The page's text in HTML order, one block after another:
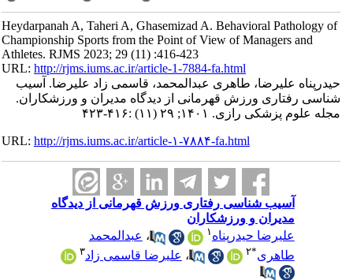
Heydarpanah A, Taheri A, Ghasemizad A. Behavioral Pathology of
Championship Sports from the Point of View of Managers and
Athletes. RJMS 2023; 29 (11) :416-423
URL:http://rjms.iums.ac.ir/article-1-7884-fa.html
حیدرپناه علیرضا، طاهری عبدالمحمد، قاسمی زاد علیرضا. آسیب
شناسی رفتاری ورزش قهرمانی از دیدگاه مدیران و ورزشکاران.
مجله علوم پزشکی رازی. ۱۴۰۱; ۲۹ (۱۱) :۴۱۶-۴۲۳
URL:http://rjms.iums.ac.ir/article-۱-۷۸۸۴-fa.html
آسیب شناسی رفتاری ورزش قهرمانی از دیدگاه
مدیران و ورزشکاران
علیرضا حیدرپناه۱ ،عبدالمحمد
طاهری
۲ ،علیرضا قاسمی زاد ۳